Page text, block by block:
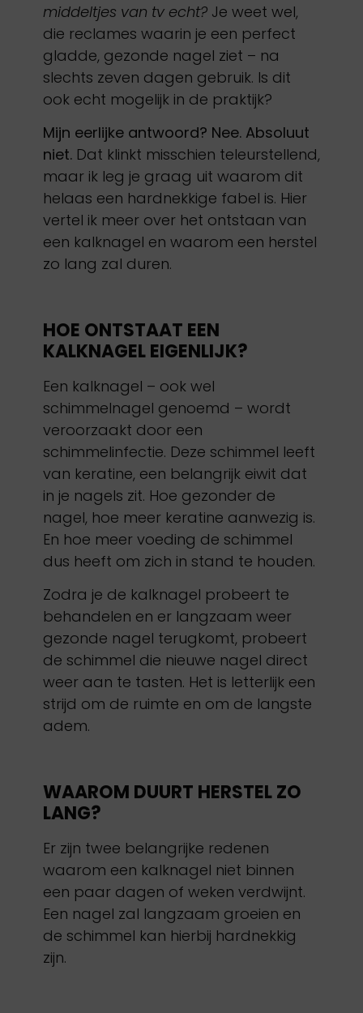
middeltjes van tv echt? Je weet wel,
die reclames waarin je een perfect
gladde, gezonde nagel ziet – na
slechts zeven dagen gebruik. Is dit
ook echt mogelijk in de praktijk?
Mijn eerlijke antwoord? Nee. Absoluut
niet.Dat klinkt misschien teleurstellend,
maar ik leg je graag uit waarom dit
helaas een hardnekkige fabel is. Hier
vertel ik meer over het ontstaan van
een kalknagel en waarom een herstel
zo lang zal duren.
HOE ONTSTAAT EEN
KALKNAGEL EIGENLIJK?
Een kalknagel – ook wel
schimmelnagel genoemd – wordt
veroorzaakt door een
schimmelinfectie. Deze schimmel leeft
van keratine, een belangrijk eiwit dat
in je nagels zit. Hoe gezonder de
nagel, hoe meer keratine aanwezig is.
En hoe meer voeding de schimmel
dus heeft om zich in stand te houden.
Zodra je de kalknagel probeert te
behandelen en er langzaam weer
gezonde nagel terugkomt, probeert
de schimmel die nieuwe nagel direct
weer aan te tasten. Het is letterlijk een
strijd om de ruimte en om de langste
adem.
WAAROM DUURT HERSTEL ZO
LANG?
Er zijn twee belangrijke redenen
waarom een kalknagel niet binnen
een paar dagen of weken verdwijnt.
Een nagel zal langzaam groeien en
de schimmel kan hierbij hardnekkig
zijn.